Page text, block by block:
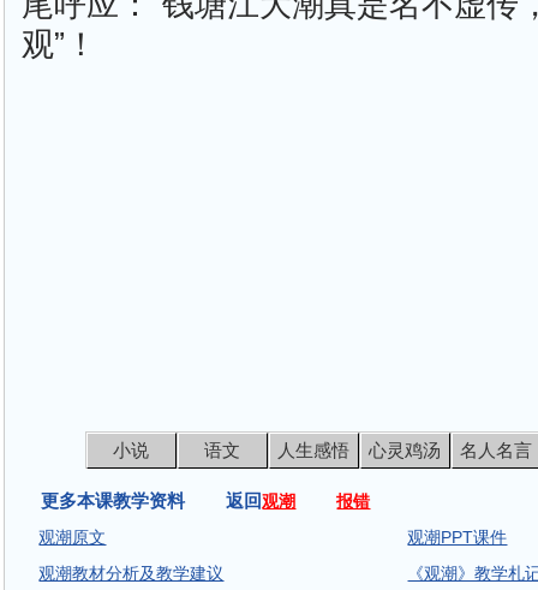
观”！
小说 语文 人生感悟 心灵鸡汤 名人名言
更多本课教学资料 返回观潮
报错
观潮原文
观潮PPT课件
观潮教材分析及教学建议
《观潮》教学札